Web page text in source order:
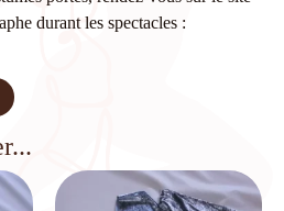
durant les spectacles :